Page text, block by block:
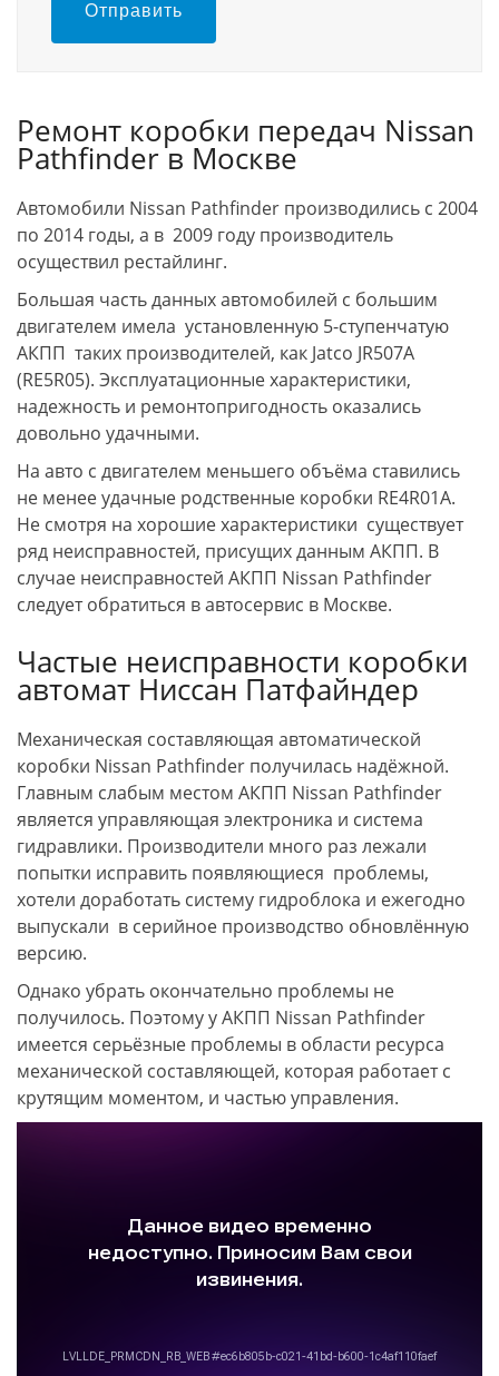
Отправить
Ремонт коробки передач Nissan
Pathfinder в Москве
Автомобили Nissan Pathfinder производились с 2004
по 2014 годы, а в 2009 году производитель
осуществил рестайлинг.
Большая часть данных автомобилей с большим
двигателем имела установленную 5-ступенчатую
АКПП таких производителей, как Jatco JR507A
(RE5R05). Эксплуатационные характеристики,
надежность и ремонтопригодность оказались
довольно удачными.
На авто с двигателем меньшего объёма ставились
не менее удачные родственные коробки RE4R01A.
Не смотря на хорошие характеристики существует
ряд неисправностей, присущих данным АКПП. В
случае неисправностей АКПП Nissan Pathfinder
следует обратиться в автосервис в Москве.
Частые неисправности коробки
автомат Ниссан Патфайндер
Механическая составляющая автоматической
коробки Nissan Pathfinder получилась надёжной.
Главным слабым местом АКПП Nissan Pathfinder
является управляющая электроника и система
гидравлики. Производители много раз лежали
попытки исправить появляющиеся проблемы,
хотели доработать систему гидроблока и ежегодно
выпускали в серийное производство обновлённую
версию.
Однако убрать окончательно проблемы не
получилось. Поэтому у АКПП Nissan Pathfinder
имеется серьёзные проблемы в области ресурса
механической составляющей, которая работает с
крутящим моментом, и частью управления.